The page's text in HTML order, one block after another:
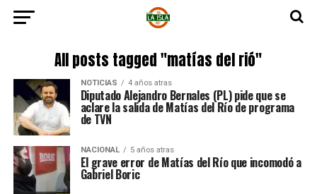
All posts tagged "matías del rió"
NOTICIAS 4 años atras
Diputado Alejandro Bernales (PL) pide que se
aclare la salida de Matías del Río de programa
de TVN
NACIONAL 5 años atras
El grave error de Matías del Río que incomodó a
Gabriel Boric